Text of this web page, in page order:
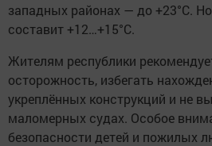
западных районах — до +23°C.
составит +12…+15°C.
Жителям республики
осторожность, избегать
укреплённых конструкций и не
маломерных судах. Особое
безопасности детей и пожилых